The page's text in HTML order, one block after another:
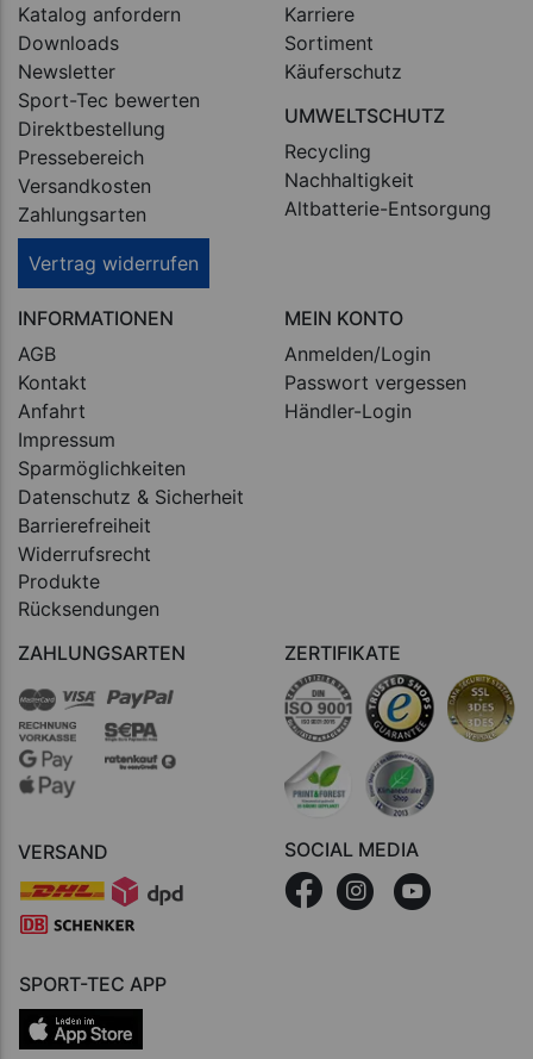
Katalog anfordern
Downloads
Newsletter
Sport-Tec bewerten
Direktbestellung
Pressebereich
Versandkosten
Zahlungsarten
Vertrag widerrufen
Karriere
Sortiment
Käuferschutz
UMWELTSCHUTZ
Recycling
Nachhaltigkeit
Altbatterie-Entsorgung
INFORMATIONEN
AGB
Kontakt
Anfahrt
Impressum
Sparmöglichkeiten
Datenschutz & Sicherheit
Barrierefreiheit
Widerrufsrecht
Produkte
Rücksendungen
MEIN KONTO
Anmelden/Login
Passwort vergessen
Händler-Login
ZAHLUNGSARTEN
VERSAND
ZERTIFIKATE
SOCIAL MEDIA
SPORT-TEC APP